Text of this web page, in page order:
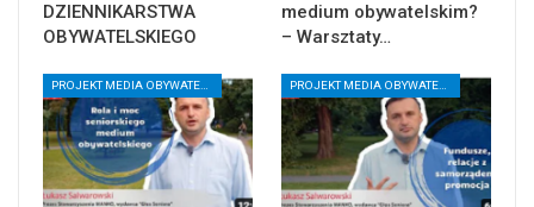
DZIENNIKARSTWA
OBYWATELSKIEGO
medium obywatelskim?
– Warsztaty…